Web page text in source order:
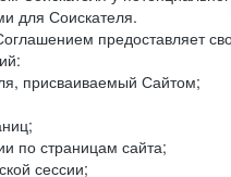
для Соискателя.
предоставляет
присваиваемый Сайтом;
по страницам сайта;
сессии;